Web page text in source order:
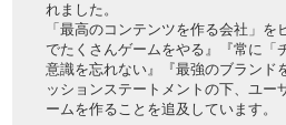
れました。
「最高のコンテンツを作る会社」
でたくさんゲームをやる』『常に「
意識を忘れない』『最強のブランド
ッションステートメントの下、ユー
ームを作ることを追及しています。